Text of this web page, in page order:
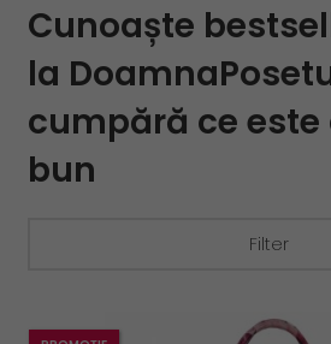
Filter
Cunoaște
la
cumpără ce
bun